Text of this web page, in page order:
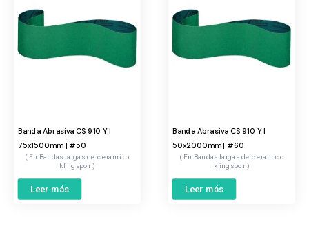
Banda Abrasiva CS 910 Y |
75x1500mm | #50
Bandas largas de ceramico
klingspor
Leer más
Banda Abrasiva CS 910 Y |
50x2000mm | #60
Bandas largas de ceramico
klingspor
Leer más